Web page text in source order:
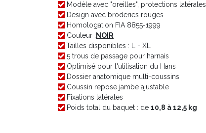
Modèle avec "oreilles", protections latérales
Design avec broderies rouges
Homologation FIA 8855-1999
Couleur :NOIR
Tailles disponibles : L - XL
5 trous de passage pour harnais
Optimisé pour l'utilisation du Hans
Dossier anatomique multi-coussins
Coussin repose jambe ajustable
Fixations latérales
Poids total du baquet : de 10,8 à 12,5 kg